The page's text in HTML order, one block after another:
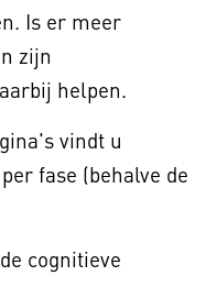
Is er meer
zijn
helpen.
vindt u
fase (behalve de
cognitieve